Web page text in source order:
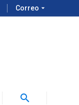
Correo arrow_drop_down
search